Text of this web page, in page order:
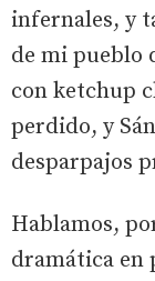
infernales, y
de mi pueblo
con ketchup
perdido, y
desparpajos
Hablamos,
dramática en